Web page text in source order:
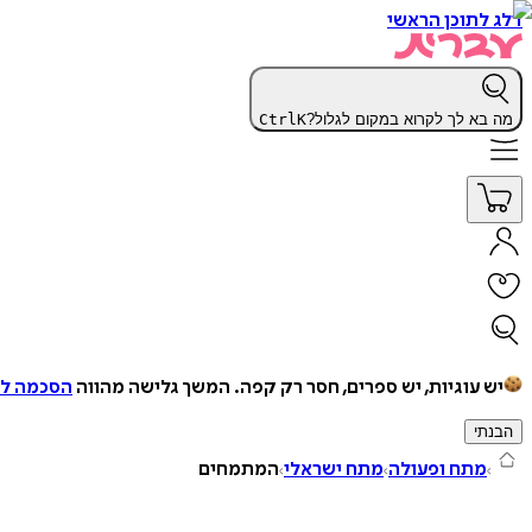
דלג לתוכן הראשי
מה בא לך לקרוא במקום לגלול? CtrlK
יש עוגיות, יש ספרים, חסר רק קפה. המשך גלישה מהווה הסכמה
הבנתי
מתח ופעולה מתח ישראלי המתמחים